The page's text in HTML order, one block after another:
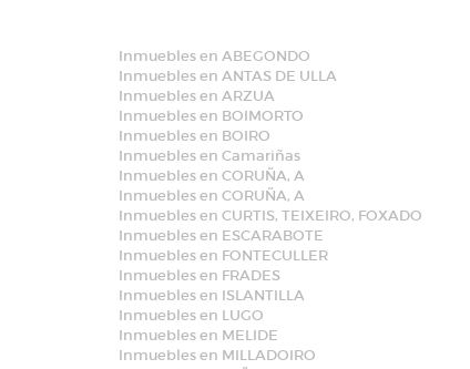
Inmuebles en ABEGONDO
Inmuebles en ANTAS DE ULLA
Inmuebles en ARZUA
Inmuebles en BOIMORTO
Inmuebles en BOIRO
Inmuebles en Camariñas
Inmuebles en CORUÑA, A
Inmuebles en CORUÑA, A
Inmuebles en CURTIS, TEIXEIRO, FOXADO
Inmuebles en ESCARABOTE
Inmuebles en FONTECULLER
Inmuebles en FRADES
Inmuebles en ISLANTILLA
Inmuebles en LUGO
Inmuebles en MELIDE
Inmuebles en MILLADOIRO